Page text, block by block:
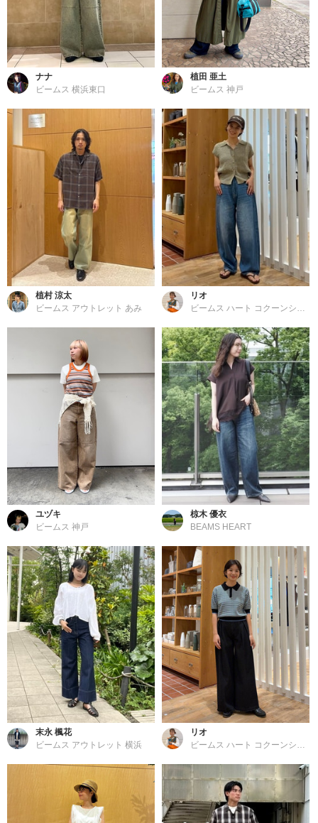
ナナ
ビームス 横浜東口
植田 亜土
ビームス 神戸
植村 涼太
ビームス アウトレット あみ
リオ
ビームス ハート コクーンシティ
ユヅキ
ビームス 神戸
椋木 優衣
BEAMS HEART
末永 楓花
ビームス アウトレット 横浜
リオ
ビームス ハート コクーンシティ